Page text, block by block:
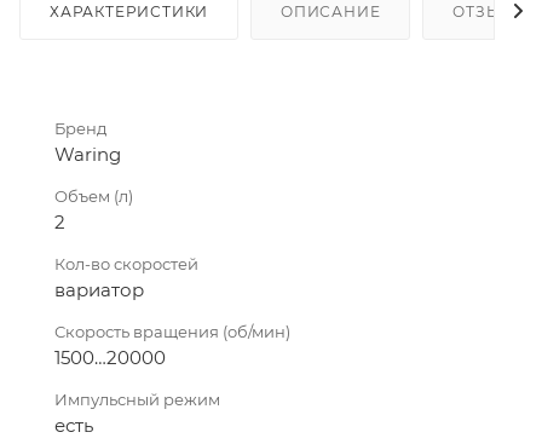
ХАРАКТЕРИСТИКИ ОПИСАНИЕ ОТЗЫВЫ
Бренд
Waring
Объем (л)
2
Кол-во скоростей
вариатор
Скорость вращения (об/мин)
1500…20000
Импульсный режим
есть